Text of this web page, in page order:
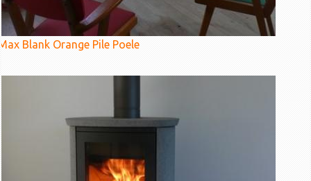
Blank Orange Pile Poele